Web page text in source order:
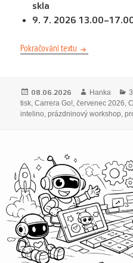
skla
9. 7. 2026
Pokračování textu Prázdninové
Publikováno:
08.06.2026 Autor:
Hanka
tisk,Carrera Go!,červenec 2026,
intelino,prázdninový workshop,